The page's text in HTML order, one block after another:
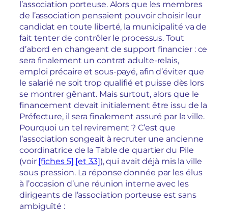
l’association porteuse. Alors que les membres
de l’association pensaient pouvoir choisir leur
candidat en toute liberté, la municipalité va de
fait tenter de contrôler le processus. Tout
d’abord en changeant de support financier : ce
sera finalement un contrat adulte-relais,
emploi précaire et sous-payé, afin d’éviter que
le salarié ne soit trop qualifié et puisse dès lors
se montrer gênant. Mais surtout, alors que le
financement devait initialement être issu de la
Préfecture, il sera finalement assuré par la ville.
Pourquoi un tel revirement ? C’est que
l’association songeait à recruter une ancienne
coordinatrice de la Table de quartier du Pile
(voir [fiches 5] [et 33]), qui avait déjà mis la ville
sous pression. La réponse donnée par les élus
à l’occasion d’une réunion interne avec les
dirigeants de l’association porteuse est sans
ambiguïté :